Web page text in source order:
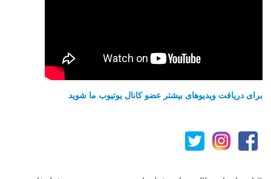
برای دریافت ویدیوهای بیشتر عضو کانال یوتیوب ما شوید